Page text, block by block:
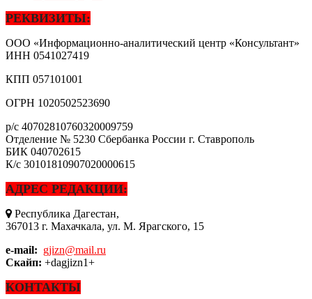
РЕКВИЗИТЫ:
ООО «Информационно-аналитический центр «Консультант»
ИНН 0541027419
КПП 057101001
ОГРН 1020502523690
р/с 40702810760320009759
Отделение № 5230 Сбербанка России г. Ставрополь
БИК 040702615
К/с 30101810907020000615
АДРЕС РЕДАКЦИИ:
Республика Дагестан,
367013 г. Махачкала, ул. М. Ярагского, 15
e-mail: gjizn@mail.ru
Скайп: +dagjizn1+
КОНТАКТЫ